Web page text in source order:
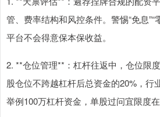
管、费率结构和风控条件。警惕“免息
平台不会得意保本保收益。
2. **仓位管理**：杠杆往返中，仓位限
股仓位不跨越杠杆后总资金的20%，行
举例100万杠杆资金，单股过问宜限度在